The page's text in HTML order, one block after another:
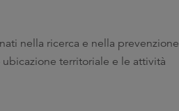
nella ricerca e nella prevenzione
territoriale e le attività